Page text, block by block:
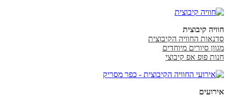
חוויה קיבוצית
סדנאות החוויה הקיבוצית
מגוון סיורים מיוחדים
חנות פופ אפ קיבוצי
אירועים